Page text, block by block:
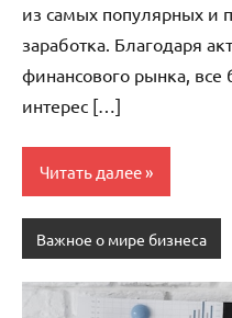
из самых популярных и
заработка. Благодаря
финансового рынка,
интерес […]
Читать далее
Важное о мире бизнеса